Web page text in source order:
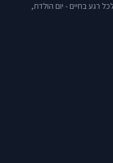
רגע בחיים - יום הולדת,